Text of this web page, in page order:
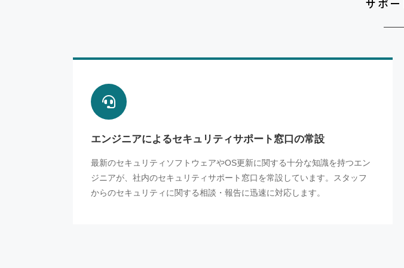
サポー
エンジニアによるセキュリティサポート窓口の常設
最新のセキュリティソフトウェアやOS更新に関する十分な知識を持つエン
ジニアが、社内のセキュリティサポート窓口を常設しています。スタッフ
からのセキュリティに関する相談・報告に迅速に対応します。